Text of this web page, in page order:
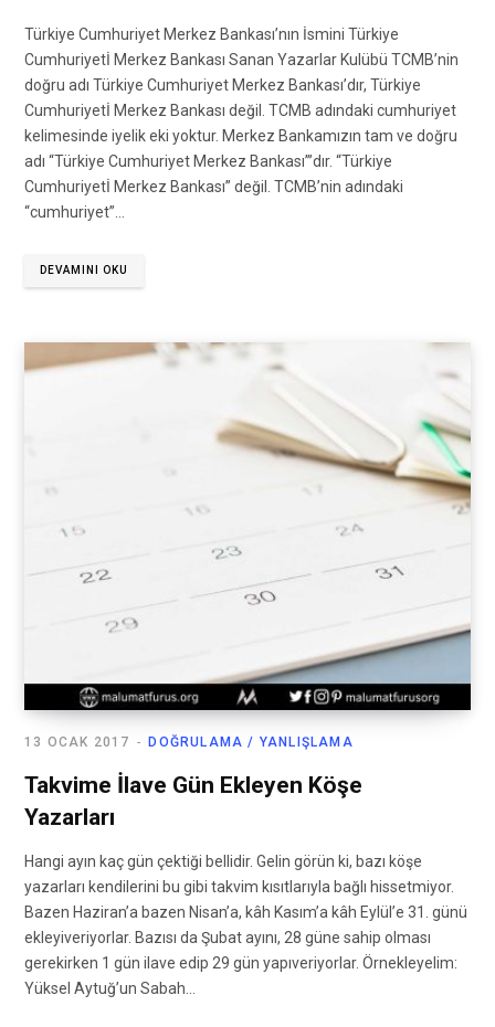
Türkiye Cumhuriyet Merkez Bankası’nın İsmini Türkiye
Cumhuriyetİ Merkez Bankası Sanan Yazarlar Kulübü TCMB’nin
doğru adı Türkiye Cumhuriyet Merkez Bankası’dır, Türkiye
Cumhuriyetİ Merkez Bankası değil. TCMB adındaki cumhuriyet
kelimesinde iyelik eki yoktur. Merkez Bankamızın tam ve doğru
adı “Türkiye Cumhuriyet Merkez Bankası”’dır. “Türkiye
Cumhuriyetİ Merkez Bankası” değil. TCMB’nin adındaki
“cumhuriyet”…
DEVAMINI OKU
DOĞRULAMA / YANLIŞLAMA
13 OCAK 2017
Takvime İlave Gün Ekleyen Köşe
Yazarları
Hangi ayın kaç gün çektiği bellidir. Gelin görün ki, bazı köşe
yazarları kendilerini bu gibi takvim kısıtlarıyla bağlı hissetmiyor.
Bazen Haziran’a bazen Nisan’a, kâh Kasım’a kâh Eylül’e 31. günü
ekleyiveriyorlar. Bazısı da Şubat ayını, 28 güne sahip olması
gerekirken 1 gün ilave edip 29 gün yapıveriyorlar. Örnekleyelim:
Yüksel Aytuğ’un Sabah…